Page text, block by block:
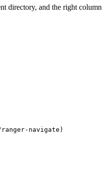
directory, and the right column
navigate)